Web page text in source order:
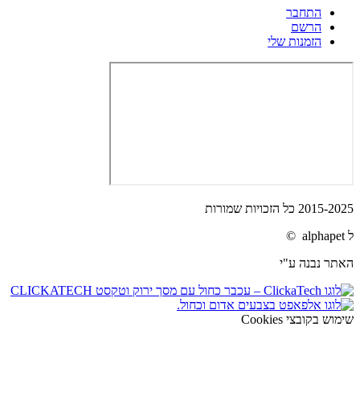
התחבר
הרשם
הזמנות שלי
2015-2025 כל הזכויות שמורות
ל alphapet ©
האתר נבנה ע"י
שימוש בקובצי Cookies